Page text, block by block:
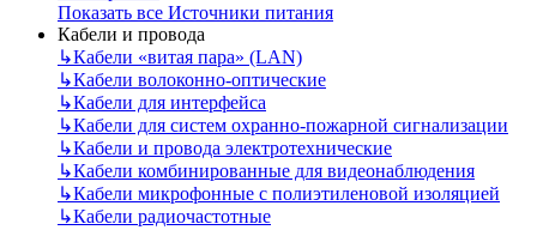
Показать все Источники питания
Кабели и провода
↳Кабели «витая пара» (LAN)
↳Кабели волоконно-оптические
↳Кабели для интерфейса
↳Кабели для систем охранно-пожарной сигнализации
↳Кабели и провода электротехнические
↳Кабели комбинированные для видеонаблюдения
↳Кабели микрофонные с полиэтиленовой изоляцией
↳Кабели радиочастотные